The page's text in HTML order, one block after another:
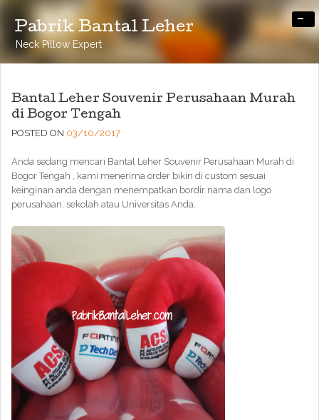
Pabrik Bantal Leher
Neck Pillow Expert
-
Bantal Leher Souvenir Perusahaan Murah
di Bogor Tengah
POSTED ON 03/10/2017
Anda sedang mencari Bantal Leher Souvenir Perusahaan Murah di
Bogor Tengah , kami menerima order bikin di custom sesuai
keinginan anda dengan menempatkan bordir nama dan logo
perusahaan, sekolah atau Universitas Anda.